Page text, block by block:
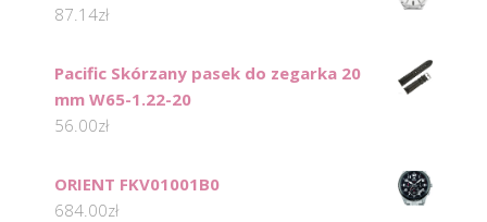
87.14zł
Pacific Skórzany pasek do zegarka 20
mm W65-1.22-20
56.00zł
ORIENT FKV01001B0
684.00zł